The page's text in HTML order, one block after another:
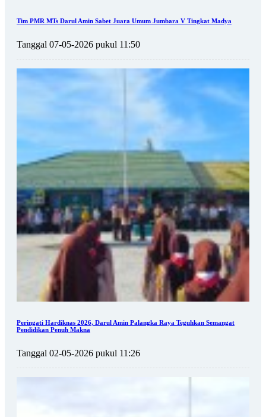
Tim PMR MTs Darul Amin Sabet Juara Umum Jumbara V Tingkat Madya
Tanggal 07-05-2026 pukul 11:50
Peringati Hardiknas 2026, Darul Amin Palangka Raya Teguhkan Semangat
Pendidikan Penuh Makna
Tanggal 02-05-2026 pukul 11:26